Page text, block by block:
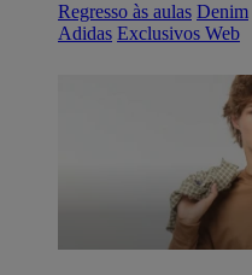
Regresso às aulas Denim
Adidas Exclusivos Web